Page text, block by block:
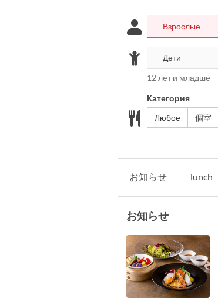
12 лет и младше
Категория
Любое
個室
お知らせ lunch
お知らせ